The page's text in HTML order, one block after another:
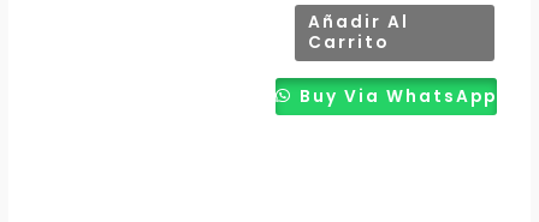
Añadir Al
Carrito
Buy Via WhatsApp